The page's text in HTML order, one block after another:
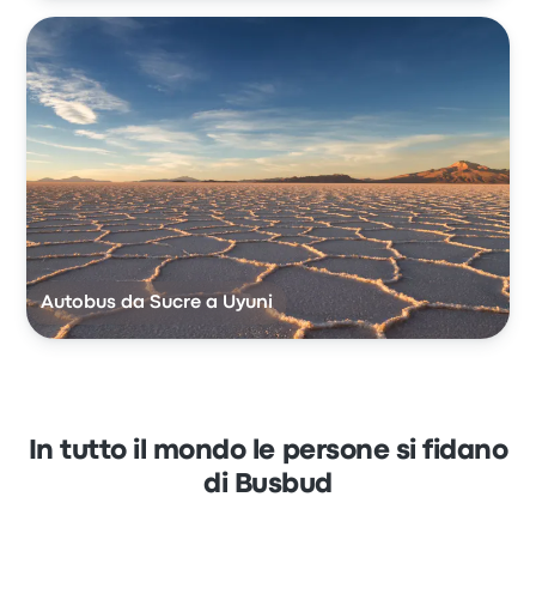
Autobus da Sucre a Uyuni
In tutto il mondo le persone si fidano
di Busbud